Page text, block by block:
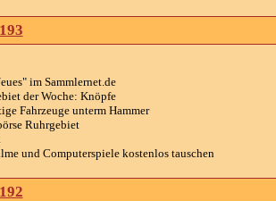
im Sammlernet.de
der Woche: Knöpfe
Fahrzeuge unterm Hammer
Ruhrgebiet
und Computerspiele kostenlos tauschen